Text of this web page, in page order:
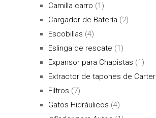
Camilla carro (1)
Cargador de Batería (2)
Escobillas (4)
Eslinga de rescate (1)
Expansor para Chapistas (1)
Extractor de tapones de Carter
Filtros (7)
Gatos Hidráulicos (4)